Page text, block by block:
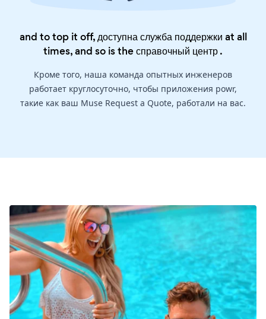
and to top it off, доступна служба поддержки at all
times, and so is theсправочный центр.
Кроме того, наша команда опытных инженеров
работает круглосуточно, чтобы приложения powr,
такие как ваш Muse Request a Quote, работали на вас.